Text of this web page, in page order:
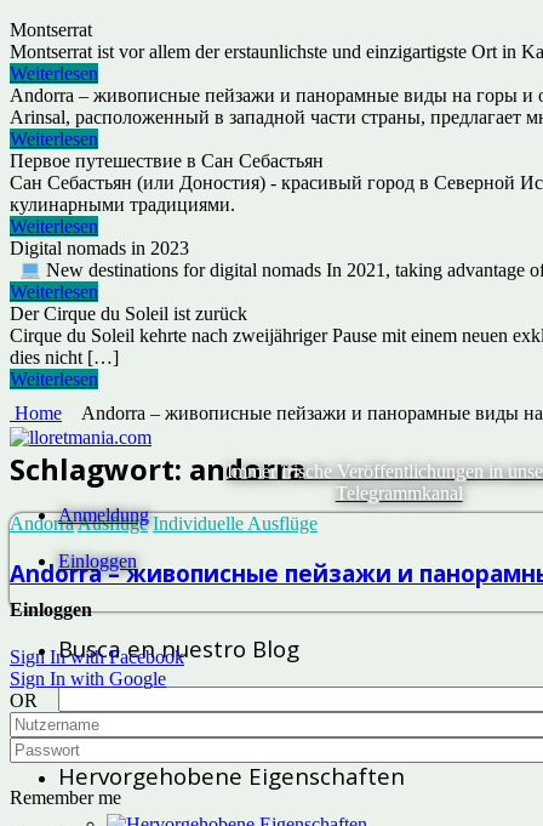
Montserrat
Montserrat ist vor allem der erstaunlichste und einzigartigste Ort in
Weiterlesen
Andorra – живописные пейзажи и панорамные виды на горы и
Arinsal, расположенный в западной части страны,
Weiterlesen
Первое путешествие в Сан Себастьян
Сан Себастьян (или Доностия) - красивый город в Северной
кулинарными традициями.
Weiterlesen
Digital nomads in 2023
New destinations for digital nomads In 2021, taking advantage
Weiterlesen
Der Cirque du Soleil ist zurück
Cirque du Soleil kehrte nach zweijähriger Pause mit einem neuen
dies nicht […]
Weiterlesen
Immer frische Veröffentlichungen in
Telegrammkanal
Anmeldung
Einloggen
Einloggen
Sign In with Facebook
Sign In with Google
OR
Remember me
Home Andorra – живописные пейзажи и панорамные виды на
Schlagwort: andorra
AndorraAusflüge Individuelle Ausflüge
Andorra – живописные пейзажи и
Busca en nuestro Blog
nach:
Hervorgehobene Eigenschaften